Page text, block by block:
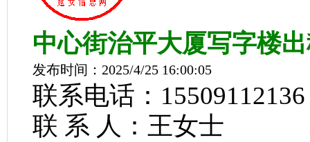
中心街治平大厦写字楼
发布时间：2025/4/25 16:00:05
联系电话：15509112136
联 系 人：王女士